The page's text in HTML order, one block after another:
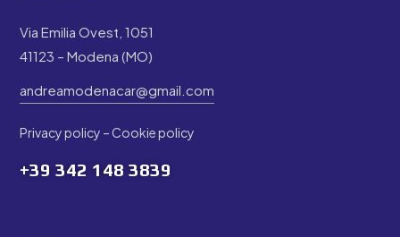
Via Emilia Ovest, 1051
41123 – Modena (MO)
andreamodenacar@gmail.com
Privacy policy –Cookie policy
+39342 148 3839